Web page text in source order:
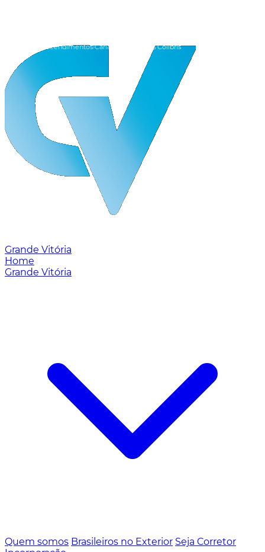
Grande Vitória
Home
Grande Vitória
Quem somos Brasileiros no Exterior Seja Corretor
Empreendimentos Cariacica Porto dos Colibris